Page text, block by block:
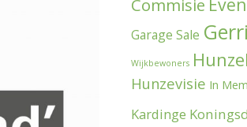
Commisie
Garage Sale
Wijkbewoners
Hunzevisie In
Kardinge